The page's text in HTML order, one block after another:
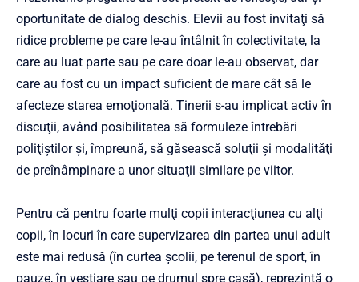
oportunitate de dialog deschis. Elevii au fost invitaţi să
ridice probleme pe care le-au întâlnit în colectivitate, la
care au luat parte sau pe care doar le-au observat, dar
care au fost cu un impact suficient de mare cât să le
afecteze starea emoţională. Tinerii s-au implicat activ în
discuţii, având posibilitatea să formuleze întrebări
poliţiştilor şi, împreună, să găsească soluţii şi modalităţi
de preînâmpinare a unor situaţii similare pe viitor.
Pentru că pentru foarte mulţi copii interacţiunea cu alţi
copii, în locuri în care supervizarea din partea unui adult
este mai redusă (în curtea şcolii, pe terenul de sport, în
pauze, în vestiare sau pe drumul spre casă), reprezintă o